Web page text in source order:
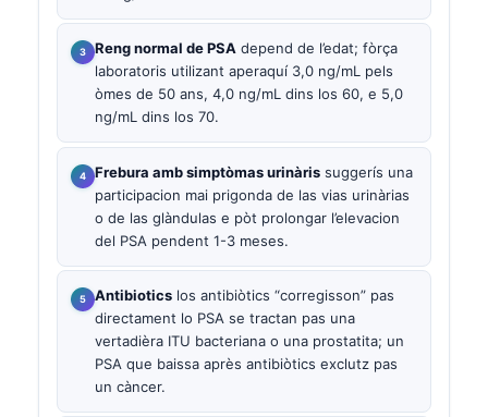
Reng normal de PSA depend de l’edat; fòrça
laboratoris utilizant aperaquí 3,0 ng/mL pels
òmes de 50 ans, 4,0 ng/mL dins los 60, e 5,0
ng/mL dins los 70.
Frebura amb simptòmas urinàris suggerís una
participacion mai prigonda de las vias urinàrias
o de las glàndulas e pòt prolongar l’elevacion
del PSA pendent 1-3 meses.
Antibiotics los antibiòtics “corregisson” pas
directament lo PSA se tractan pas una
vertadièra ITU bacteriana o una prostatita; un
PSA que baissa après antibiòtics exclutz pas
un càncer.